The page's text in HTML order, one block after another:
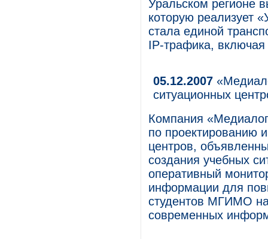
Уральском регионе
которую реализует
стала единой
IP-трафика,
05.12.2007
ситуационных
Компания
по проектированию
центров,
создания учебных
оперативный
информации для
студентов МГИМО на
современных